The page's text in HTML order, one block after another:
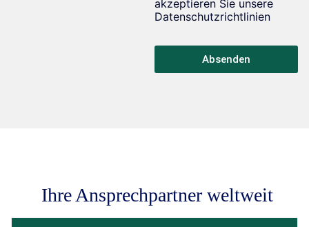
Absenden
Ihre Ansprechpartner weltweit